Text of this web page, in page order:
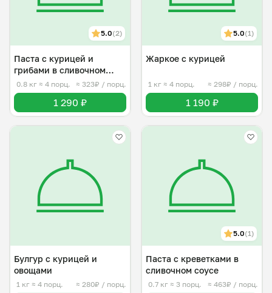
5.0(2)
Паста с курицей и
грибами в сливочном
соусе
0.8 кг ≈ 4 порц. ≈ 323₽ / порц.
1 290 ₽
5.0(1)
Жаркое с курицей
1 кг ≈ 4 порц. ≈ 298₽ / порц.
1 190 ₽
Булгур с курицей и
овощами
1 кг ≈ 4 порц. ≈ 280₽ / порц.
5.0(1)
Паста с креветками в
сливочном соусе
0.7 кг ≈ 3 порц. ≈ 463₽ / порц.